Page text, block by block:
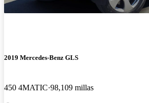
2019 Mercedes-Benz GLS
450 4MATIC 98,109 millas